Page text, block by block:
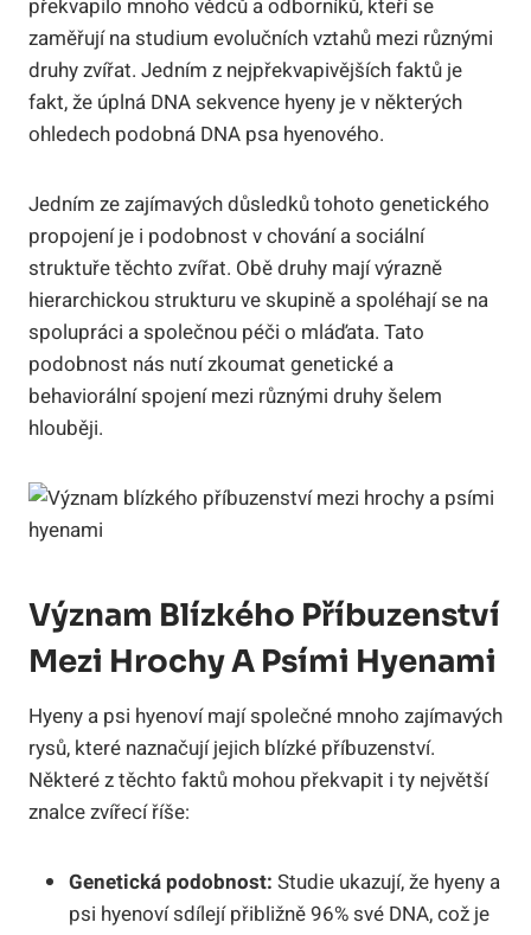
překvapilo mnoho vědců a odborníků, kteří se
zaměřují na studium evolučních vztahů mezi různými
druhy zvířat. Jedním z nejpřekvapivějších faktů je
fakt, že úplná DNA sekvence hyeny je v některých
ohledech podobná DNA psa hyenového.
Jedním ze zajímavých důsledků tohoto genetického
propojení je i podobnost v chování a sociální
struktuře těchto zvířat. Obě druhy mají výrazně
hierarchickou strukturu ve skupině a spoléhají se na
spolupráci a společnou péči o mláďata. Tato
podobnost nás nutí zkoumat genetické a
behaviorální spojení mezi různými druhy šelem
hlouběji.
Význam Blízkého Příbuzenství
Mezi Hrochy A Psími Hyenami
Hyeny a psi hyenoví mají společné mnoho zajímavých
rysů, které naznačují jejich blízké příbuzenství.
Některé z těchto faktů mohou překvapit i ty největší
znalce zvířecí říše:
Genetická podobnost: Studie ukazují, že hyeny a
psi hyenoví sdílejí přibližně 96% své DNA, což je